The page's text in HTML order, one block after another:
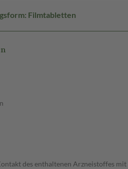
Filmtabletten
des enthaltenen Arzneistoffes